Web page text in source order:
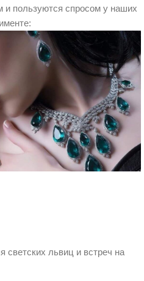
пользуются спросом у наших
светских львиц и встреч на